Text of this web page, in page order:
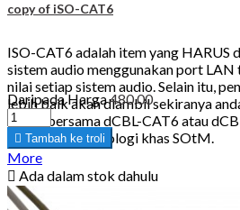
copy of iSO-CAT6
ISO-CAT6 adalah item yang HARUS
sistem audio menggunakan port LAN
nilai setiap sistem audio. Selain itu,
lebih baik akan diambil sekiranya
CAT6 bersama dCBL-CAT6 atau
dibuat oleh teknologi khas SOtM.
DaripadaHarga480.00
 Tambah ke troli
More
 Ada dalam stok dahulu